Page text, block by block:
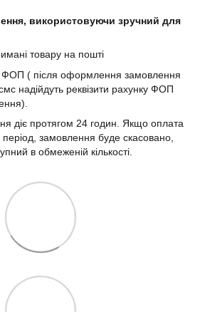
використовуючи зручний для
товару на пошті
ФОП ( після оформлення замовлення
надійдуть реквізити рахунку ФОП
діє протягом 24 годин. Якщо оплата
замовлення буде скасовано,
в обмеженій кількості.